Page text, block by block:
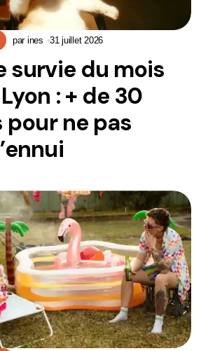
par ines 31 juillet 2026
survie du mois
: + de 30
ne pas